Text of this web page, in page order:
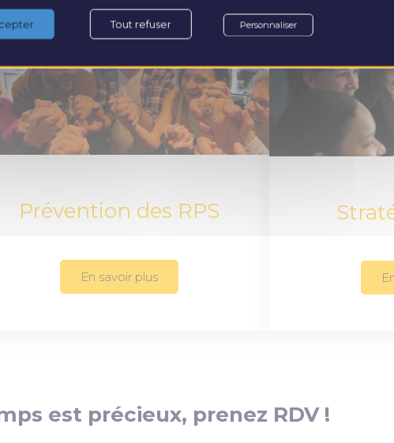
Prévention des RPS
En savoir plus
est précieux, prenez RDV !
Tout refuser Personnaliser